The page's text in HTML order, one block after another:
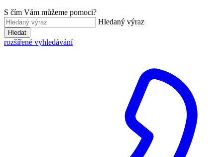
S čím Vám můžeme pomoci?
Hledaný výraz
Hledat
rozšířené vyhledávání